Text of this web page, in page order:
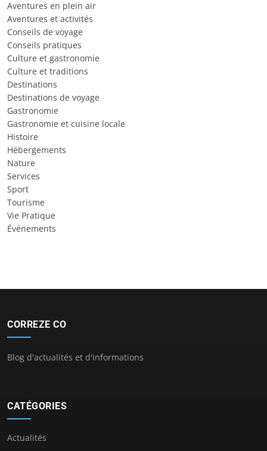
Aventures en plein air
Aventures et activités
Conseils de voyage
Conseils pratiques
Culture et gastronomie
Culture et traditions
Destinations
Destinations de voyage
Gastronomie
Gastronomie et cuisine locale
Histoire
Hébergements
Nature
Services
Sport
Tourisme
Vie Pratique
Événements
CORREZE CO
Blog d'actualités et d'informations
CATÉGORIES
Actualités